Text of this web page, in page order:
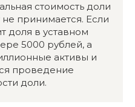
стоимость доли
принимается. Если
доля в уставном
5000 рублей, а
активы и
проведение
доли.